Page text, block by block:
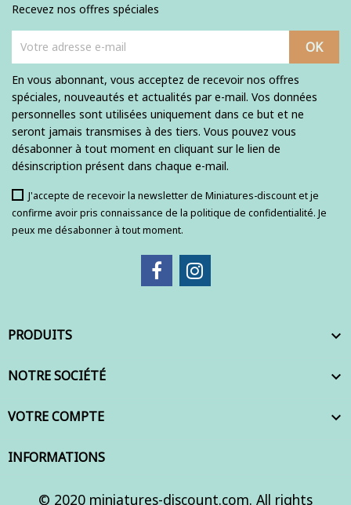
Recevez nos offres spéciales
En vous abonnant, vous acceptez de recevoir nos offres
spéciales, nouveautés et actualités par e-mail. Vos données
personnelles sont utilisées uniquement dans ce but et ne
seront jamais transmises à des tiers. Vous pouvez vous
désabonner à tout moment en cliquant sur le lien de
désinscription présent dans chaque e-mail.
J'accepte de recevoir la newsletter de Miniatures-discount et je
confirme avoir pris connaissance de la politique de confidentialité. Je
peux me désabonner à tout moment.
PRODUITS 
NOTRE SOCIÉTÉ 
VOTRE COMPTE 
INFORMATIONS
© 2020 miniatures-discount.com. All rights